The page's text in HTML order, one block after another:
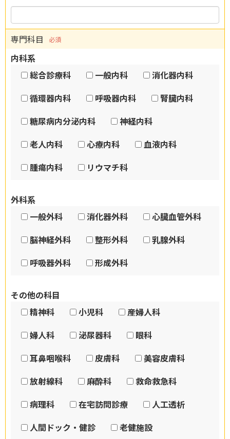
専門科目 必須
内科系
総合診療科
一般内科
消化器内科
循環器内科
呼吸器内科
腎臓内科
糖尿病内分泌内科
神経内科
老人内科
心療内科
血液内科
腫瘍内科
リウマチ科
外科系
一般外科
消化器外科
心臓血管外科
脳神経外科
整形外科
乳腺外科
呼吸器外科
形成外科
その他の科目
精神科
小児科
産婦人科
婦人科
泌尿器科
眼科
耳鼻咽喉科
皮膚科
美容皮膚科
放射線科
麻酔科
救命救急科
病理科
在宅訪問診療
人工透析
人間ドック・健診
老健施設